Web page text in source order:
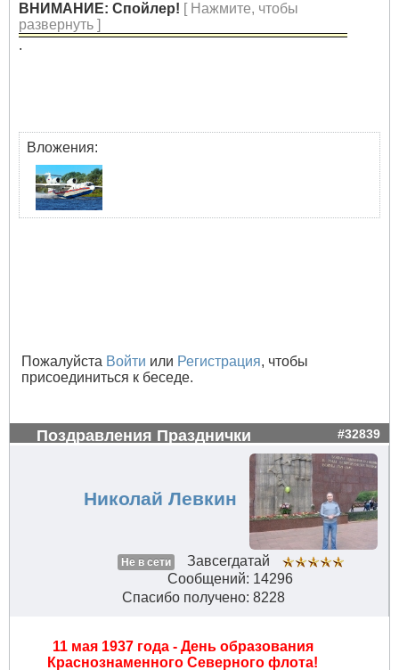
ВНИМАНИЕ: Спойлер! [ Нажмите, чтобы
развернуть ]
.
Вложения:
Пожалуйста Войти или Регистрация, чтобы
присоединиться к беседе.
Поздравления Празднички #32839
Николай Левкин
Не в сети
Завсегдатай
Сообщений: 14296
Спасибо получено: 8228
11 мая 1937 года - День образования
Краснознаменного Северного флота!